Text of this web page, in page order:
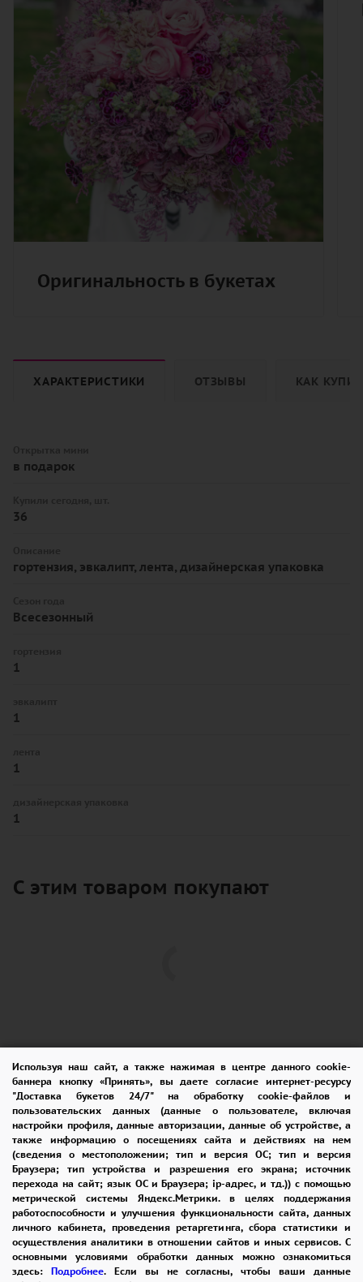
Используя наш сайт, а также нажимая в центре данного cookie-
баннера кнопку «Принять», вы даете согласие интернет-ресурсу
"Доставка букетов 24/7" на обработку cookie-файлов и
пользовательских данных (данные о пользователе, включая
настройки профиля, данные авторизации, данные об устройстве, а
также информацию о посещениях сайта и действиях на нем
(сведения о местоположении; тип и версия ОС; тип и версия
Браузера; тип устройства и разрешения его экрана; источник
перехода на сайт; язык ОС и Браузера; ip-адрес, и тд.)) с помощью
метрической системы Яндекс.Метрики. в целях поддержания
работоспособности и улучшения функциональности сайта, данных
личного кабинета, проведения ретаргетинга, сбора статистики и
осуществления аналитики в отношении сайтов и иных сервисов. С
основными условиями обработки данных можно ознакомиться
здесь: Подробнее. Если вы не согласны, чтобы ваши данные
Оригинальность в букетах
ХАРАКТЕРИСТИКИ ОТЗЫВЫ КАК
в подарок
36
гортензия, эвкалипт, лента, дизайнерская упаковка
Всесезонный
1
1
1
1
С этим товаром покупают
ПОМОЩЬ ОПЛАТА
ДОСТАВКА
ГАРАНТИИ
КУПОН
ВОЗВРАТ
ОТЗЫВЫ
РЕКОМЕНДАЦИИ
КОНТАКТЫ
8 965 242-37-47